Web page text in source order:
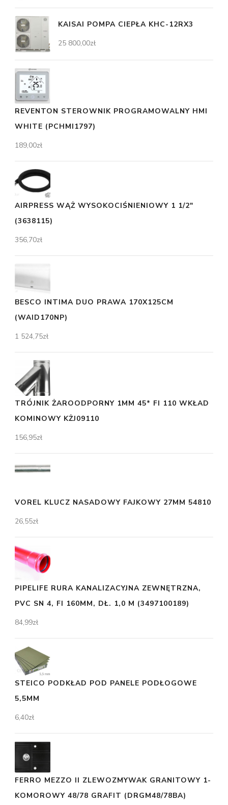
KAISAI POMPA CIEPŁA KHC-12RX3
25 800,00zł
REVENTON STEROWNIK PROGRAMOWALNY HMI
WHITE (PCHMI1797)
189,00zł
AIRPRESS WĄŻ WYSOKOCIŚNIENIOWY 1 1/2"
(3638115)
356,70zł
BESCO INTIMA DUO PRAWA 170X125CM
(WAID170NP)
1 524,75zł
TRÓJNIK ŻAROODPORNY 1MM 45* FI 110 WKŁAD
KOMINOWY KŻJ09110
156,95zł
VOREL KLUCZ NASADOWY FAJKOWY 27MM 54810
26,55zł
PIPELIFE RURA KANALIZACYJNA ZEWNĘTRZNA,
PVC SN 4, FI 160MM, DŁ. 1,0 M (3497100189)
84,99zł
STEICO PODKŁAD POD PANELE PODŁOGOWE
5,5MM
6,40zł
FERRO MEZZO II ZLEWOZMYWAK GRANITOWY 1-
KOMOROWY 48/78 GRAFIT (DRGM48/78BA)